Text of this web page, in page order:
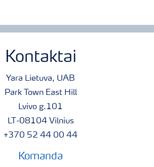
Kontaktai
Yara Lietuva, UAB
Park Town East Hill
Lvivo g.101
LT-08104 Vilnius
+370 52 44 00 44
Komanda